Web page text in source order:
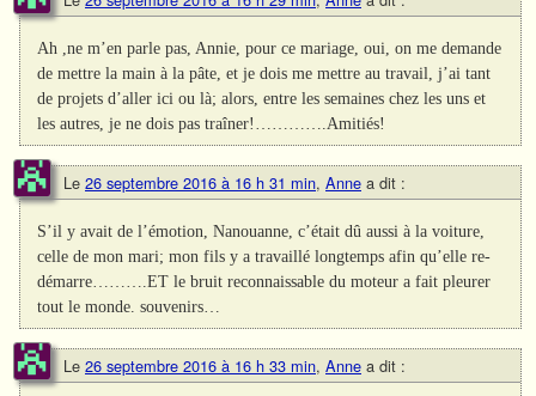
Ah ,ne m’en parle pas, Annie, pour ce mariage, oui, on me demande
de mettre la main à la pâte, et je dois me mettre au travail, j’ai tant
de projets d’aller ici ou là; alors, entre les semaines chez les uns et
les autres, je ne dois pas traîner!………….Amitiés!
Le 26 septembre 2016 à 16 h 31 min, Anne a dit :
S’il y avait de l’émotion, Nanouanne, c’était dû aussi à la voiture,
celle de mon mari; mon fils y a travaillé longtemps afin qu’elle re-
démarre……….ET le bruit reconnaissable du moteur a fait pleurer
tout le monde. souvenirs…
Le 26 septembre 2016 à 16 h 33 min, Anne a dit :